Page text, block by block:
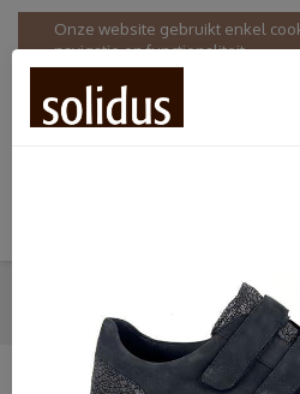
Onze website gebruikt enkel
navigatie en functionaliteit.
Door onze website te gebruiken
gebruik van cookies in
Privacy & Cookie policy
SHOP SOLIDUS